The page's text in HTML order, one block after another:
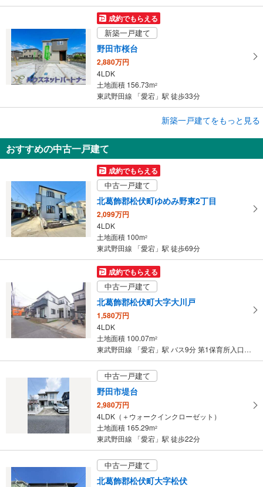
成約でもらえる
新築一戸建て
野田市桜台
2,880万円
4LDK
土地面積 156.73m2
東武野田線 「愛宕」駅 徒歩33分
野田市中根
3,480万円
4LDK
土地面積 118.77m
東武野田線 「愛宕」駅 徒歩19分
新築一戸建てをもっと見る
おすすめの中古一戸建て
成約でもらえる
中古一戸建て
北葛飾郡松伏町ゆめみ野東2丁目
2,099万円
4LDK
土地面積 100m2
東武野田線 「愛宕」駅 徒歩69分
成約でもらえる
中古一戸建て
北葛飾郡松伏町大字大川戸
1,580万円
4LDK
土地面積 100.07m2
東武野田線 「愛宕」駅 バス9分 第1保育所入口下車 バス停下車 徒歩13分
中古一戸建て
野田市堤台
2,980万円
4LDK（＋ウォークインクローゼット）
土地面積 165.29m2
東武野田線 「愛宕」駅 徒歩22分
中古一戸建て
北葛飾郡松伏町大字松伏